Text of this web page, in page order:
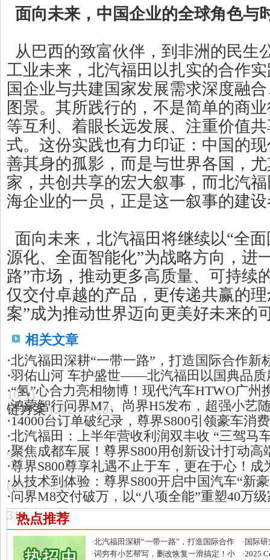
面向未来，中国企业的全球角色与
从巴西的致富伙伴，到非洲的民生
工业未来，北汽福田以扎实的合作
国企业与共建国家发展需求深度融
图景。其所践行的，不是简单的商
等互利、着眼长远发展、注重价值
式。这份实践也有力印证：中国的
善其身的孤影，而是与世界各国，
家，共创共享的宏大叙事，而北汽
海企业的一员，正是这一叙事的建
面向未来，北汽福田将继续以“全
源化、全面智能化”为战略方向，进
路”市场，推动更多高质量、可持续
仅交付卓越的产品，更传递共赢的
案”成为推动世界迈向更美好未来的
相关文章
·北汽福田深耕“一带一路”，打造国际合作新
·羽佑山河 车护盛世——北汽福田以国典品质
10-1)
·“氢”心合力亮相物博！现代汽车HTWO广州
链方案 (2025-9-28)
·鸿蒙智行问界M7、尚界H5发布，超强小艺
·14000台订单破纪录，尊界S800引领豪车消
·北汽福田：上半年营收利润双丰收 “三驾马
9-1)
·聚焦成都车展！尊界S800用创新设计打动高
·尊界S800尊享礼遇不止于车，更在于心！
(2025-8-29)
·从技术到体验：尊界S800开启中国汽车“新
·问界M8交付破万，以“八项全能”重塑40万
31)热点推荐
·北汽福田深耕“一带一路”，打造国际合作
新标杆
· 国际
免疫调
·词穷有小艺帮写，删改恢复一滑搞定！小
·2025